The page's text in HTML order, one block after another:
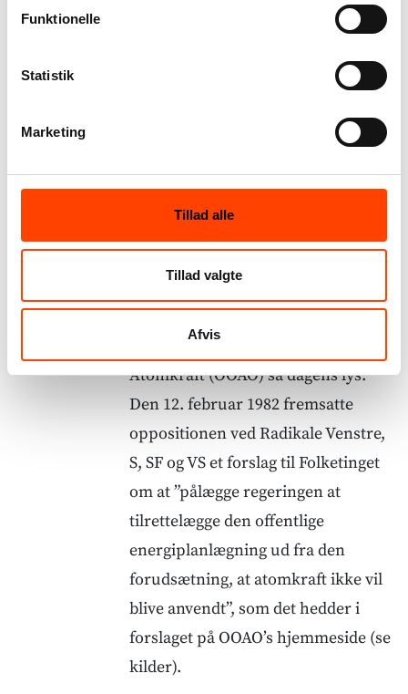
Funktionelle
Statistik
Marketing
Tillad alle
Tillad valgte
Afvis
protesterede imod dansk støtte til
fredsgrupper var ”Krig og fred”,
som blev dannet i 1982 med rod i
den politiske venstrefløj. Det kan
man læse på Nationalmuseets
smilende rød sol i midten på
bilruden eller madkassen, og
Organisationen til Oplysning om
Atomkraft (OOAO) så dagens lys.
Den 12. februar 1982 fremsatte
oppositionen ved Radikale Venstre,
S, SF og VS et forslag til Folketinget
om at ”pålægge regeringen at
tilrettelægge den offentlige
energiplanlægning ud fra den
forudsætning, at atomkraft ikke vil
blive anvendt”, som det hedder i
forslaget på OOAO’s hjemmeside (se
kilder).